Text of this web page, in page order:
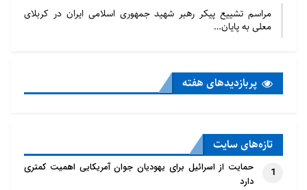
مراسم تشییع پیکر رهبر شهید جمهوری اسلامی ایران در کربلای
معلی به پایان…
پربازدید‌های هفته
تازه‌‌های سایت
1
حمایت از اسرائیل برای یهودیان جوان آمریکایی اهمیت کمتری
دارد